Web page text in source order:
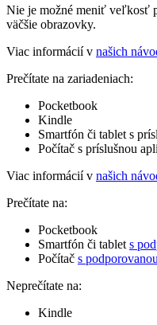
Nie je možné meniť veľkosť
väčšie obrazovky.
Viac informácií v našich
Prečítate na zariadeniach:
Pocketbook
Kindle
Smartfón či tablet s
Počítač s príslušnou
Viac informácií v našich
Prečítate na:
Pocketbook
Smartfón či tablet s
Počítač s
Neprečítate na:
Kindle